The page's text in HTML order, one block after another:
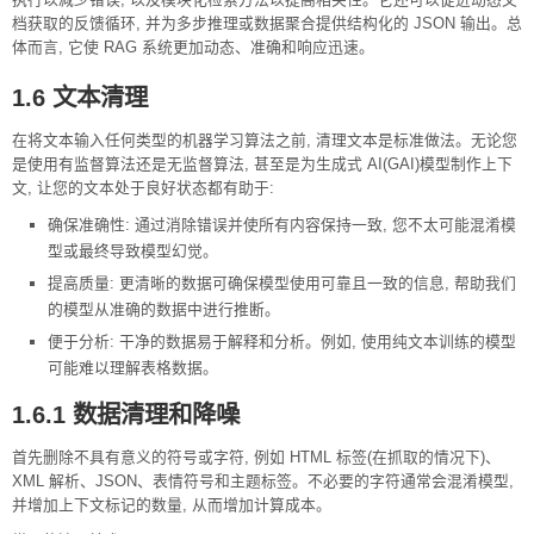
档获取的反馈循环, 并为多步推理或数据聚合提供结构化的 JSON 输出。总
体而言, 它使 RAG 系统更加动态、准确和响应迅速。
1.6 文本清理
在将文本输入任何类型的机器学习算法之前, 清理文本是标准做法。无论您
是使用有监督算法还是无监督算法, 甚至是为生成式 AI(GAI)模型制作上下
文, 让您的文本处于良好状态都有助于:
确保准确性: 通过消除错误并使所有内容保持一致, 您不太可能混淆模
型或最终导致模型幻觉。
提高质量: 更清晰的数据可确保模型使用可靠且一致的信息, 帮助我们
的模型从准确的数据中进行推断。
便于分析: 干净的数据易于解释和分析。例如, 使用纯文本训练的模型
可能难以理解表格数据。
1.6.1 数据清理和降噪
首先删除不具有意义的符号或字符, 例如 HTML 标签(在抓取的情况下)、
XML 解析、JSON、表情符号和主题标签。不必要的字符通常会混淆模型,
并增加上下文标记的数量, 从而增加计算成本。